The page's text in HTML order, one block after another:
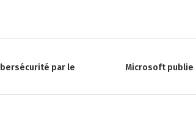
par le
Microsoft